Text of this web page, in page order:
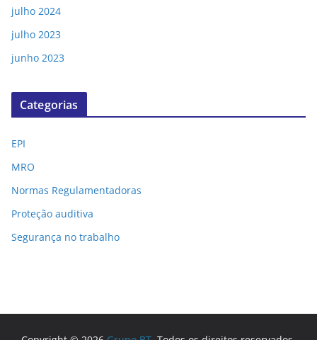
julho 2024
julho 2023
junho 2023
Categorias
EPI
MRO
Normas Regulamentadoras
Proteção auditiva
Segurança no trabalho